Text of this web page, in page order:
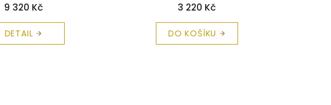
9 320 Kč
DETAIL
3 220 Kč
DO KOŠÍKU